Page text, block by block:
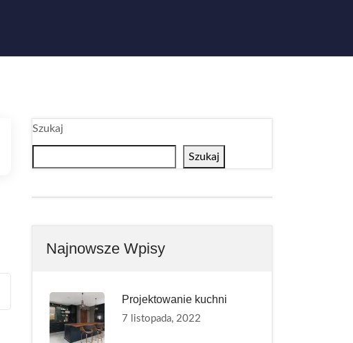
Szukaj
Szukaj
Najnowsze Wpisy
Projektowanie kuchni
7 listopada, 2022